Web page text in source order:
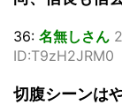
36: 名無しさん
ID:T9zH2JRM0
切腹シーンは